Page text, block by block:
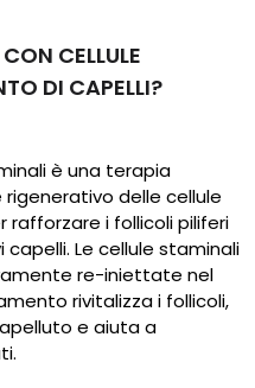
CELLULE
DI CAPELLI?
è una terapia
delle cellule
rafforzare i follicoli piliferi
Le cellule staminali
re-iniettate nel
rivitalizza i follicoli,
e aiuta a